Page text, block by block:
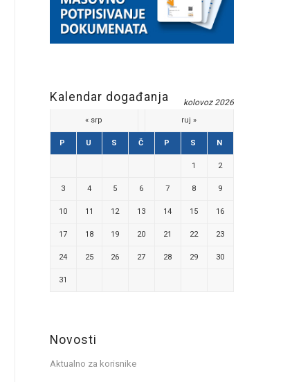
Kalendar događanja kolovoz 2026
P U S Č P S N
1 2
3 4 5 6 7 8 9
10 11 12 13 14 15 16
17 18 19 20 21 22 23
24 25 26 27 28 29 30
31
« srp ruj »
Novosti
Aktualno za korisnike